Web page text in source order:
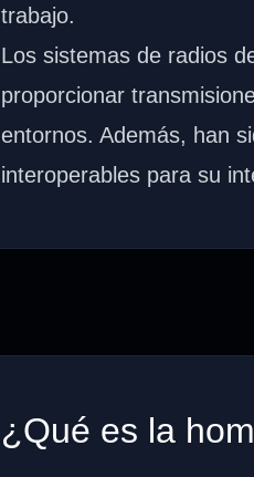
trabajo.
Los sistemas de radios
proporcionar
entornos. Además, han
interoperables para su
¿Qué es la